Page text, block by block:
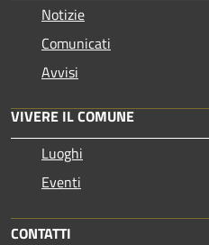
Notizie
Comunicati
Avvisi
VIVERE IL COMUNE
Luoghi
Eventi
CONTATTI